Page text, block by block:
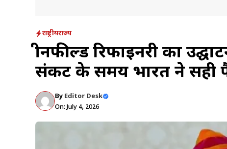
राष्ट्रीयराज्य
ग्रीनफील्ड रिफाइनरी का
संकट के समय भारत ने सही
By Editor Desk
On: July 4, 2026